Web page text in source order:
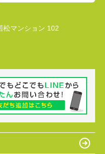
松マンション 102